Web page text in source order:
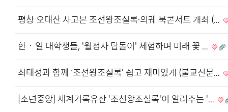
평창 오대산 사고본 조선왕조실록·의궤 북콘서트 개최 (…
한ㆍ일 대학생들, '월정사 탑돌이' 체험하며 미래 꽃 …
최태성과 함께 ‘조선왕조실록’ 쉽고 재미있게 (불교신문…
[소년중앙] 세계기록유산 '조선왕조실록'이 알려주는 '…